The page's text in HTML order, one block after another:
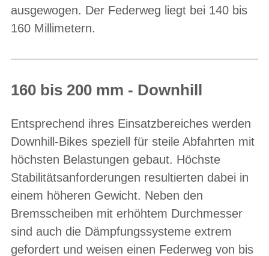
ausgewogen. Der Federweg liegt bei 140 bis
160 Millimetern.
160 bis 200 mm - Downhill
Entsprechend ihres Einsatzbereiches werden
Downhill-Bikes speziell für steile Abfahrten mit
höchsten Belastungen gebaut. Höchste
Stabilitätsanforderungen resultierten dabei in
einem höheren Gewicht. Neben den
Bremsscheiben mit erhöhtem Durchmesser
sind auch die Dämpfungssysteme extrem
gefordert und weisen einen Federweg von bis